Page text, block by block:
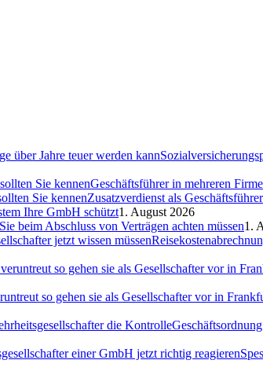
Geschäftsführer in mehreren
Zusatzverdienst als
Ihre GmbH schützt1. August 2026
beim Abschluss von Verträgen achten müssen1.
so gehen sie als Gesellschafter vor in